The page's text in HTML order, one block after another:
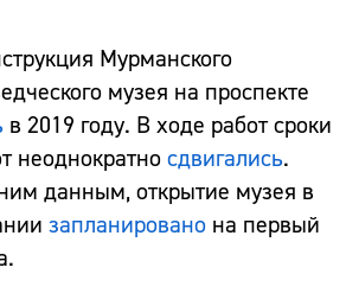
Мурманского
музея на проспекте
в 2019 году. В ходе работ сроки
неоднократно сдвигались.
данным, открытие музея в
запланировано на первый